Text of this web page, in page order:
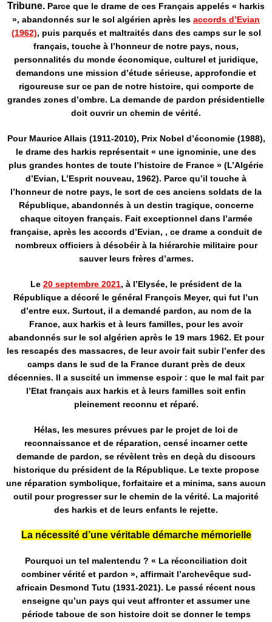
Tribune. Parce que le drame de ces Français appelés « harkis
», abandonnés sur le sol algérien après les accords d’Evian
(1962), puis parqués et maltraités dans des camps sur le sol
français, touche à l’honneur de notre pays, nous,
personnalités du monde économique, culturel et juridique,
demandons une mission d’étude sérieuse, approfondie et
rigoureuse sur ce pan de notre histoire, qui comporte de
grandes zones d’ombre. La demande de pardon présidentielle
doit ouvrir un chemin de vérité.
Pour Maurice Allais (1911-2010), Prix Nobel d’économie (1988),
le drame des harkis représentait « une ignominie, une des
plus grandes hontes de toute l’histoire de France » (L’Algérie
d’Evian, L’Esprit nouveau, 1962). Parce qu’il touche à
l’honneur de notre pays, le sort de ces anciens soldats de la
République, abandonnés à un destin tragique, concerne
chaque citoyen français. Fait exceptionnel dans l’armée
française, après les accords d’Evian, , ce drame a conduit de
nombreux officiers à désobéir à la hiérarchie militaire pour
sauver leurs frères d’armes.
Le 20 septembre 2021, à l’Elysée, le président de la
République a décoré le général François Meyer, qui fut l’un
d’entre eux. Surtout, il a demandé pardon, au nom de la
France, aux harkis et à leurs familles, pour les avoir
abandonnés sur le sol algérien après le 19 mars 1962. Et pour
les rescapés des massacres, de leur avoir fait subir l’enfer des
camps dans le sud de la France durant près de deux
décennies. Il a suscité un immense espoir : que le mal fait par
l’Etat français aux harkis et à leurs familles soit enfin
pleinement reconnu et réparé.
Hélas, les mesures prévues par le projet de loi de
reconnaissance et de réparation, censé incarner cette
demande de pardon, se révèlent très en deçà du discours
historique du président de la République. Le texte propose
une réparation symbolique, forfaitaire et a minima, sans aucun
outil pour progresser sur le chemin de la vérité. La majorité
des harkis et de leurs enfants le rejette.
La nécessité d’une véritable démarche mémorielle
Pourquoi un tel malentendu ? « La réconciliation doit
combiner vérité et pardon », affirmait l’archevêque sud-
africain Desmond Tutu (1931-2021). Le passé récent nous
enseigne qu’un pays qui veut affronter et assumer une
période taboue de son histoire doit se donner le temps